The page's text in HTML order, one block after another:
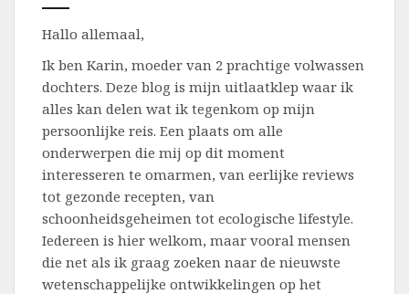
Hallo allemaal,
Ik ben Karin, moeder van 2 prachtige volwassen
dochters. Deze blog is mijn uitlaatklep waar ik
alles kan delen wat ik tegenkom op mijn
persoonlijke reis. Een plaats om alle
onderwerpen die mij op dit moment
interesseren te omarmen, van eerlijke reviews
tot gezonde recepten, van
schoonheidsgeheimen tot ecologische lifestyle.
Iedereen is hier welkom, maar vooral mensen
die net als ik graag zoeken naar de nieuwste
wetenschappelijke ontwikkelingen op het